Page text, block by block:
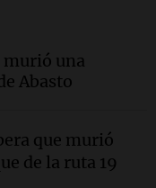
2026
grandes
a la
Santa Cruz
murió una
Abasto
que murió
de la ruta 19